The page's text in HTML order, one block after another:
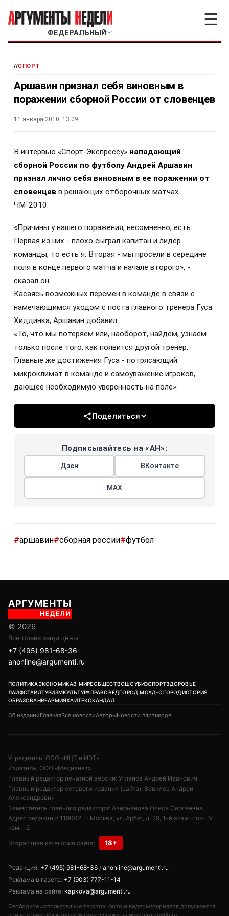
ФЕДЕРАЛЬНЫЙ ﹀
☰
//СПОРТ
Аршавин признал себя виновным в
поражении сборной России от словенцев
11 января 2010, 13:09
В интервью «Спорт-Экспрессу» нападающий
сборной России по футболу Андрей Аршавин
признал лично себя виновным в ее поражении от
словенцев в решающих отборочных матчах
ЧМ-2010.
«Причины у нашего поражения, несомненно, есть.
Первая из них - плохо сыграл капитан и лидер
команды, то есть я. Вторая - мы просели в середине
поля в конце первого матча и начале второго», -
сказал он.
Касаясь возможных перемен в команде в связи с
намечающимся уходом с поста главного тренера Гуса
Хиддинка, Аршавин добавил:
«То, что мы потеряем или, наоборот, найдем, узнаем
только после того, как появится другой тренер.
Главные же достижения Гуса - потрясающий
микроклимат в команде и самоуважение игроков,
дающее необходимую уверенность на поле».
Поделиться
Подписывайтесь на «АН»:
Дзен ВКонтакте
МАХ
#аршавин#сборная россии#футбол
АРГУМЕНТЫ
НЕДЕЛИ
© 2026
Все права защищены
+7 (495) 981-68-36
anonline@argumenti.ru
ПОЛИТИКАЭКОНОМИКАВ МИРЕОБЩЕСТВОШОУБИЗСПОРТЗДОРОВЬЕ
ЛАЙФСТАЙЛТУРИЗМКУЛЬТУРАПРАВОВЕДГОРОД МСАД-ОГОРОДИСТОРИЯ
ОБРАЗОВАНИЕАРМИЯХАЙТЕКСКАНДАЛ
Об изданииГлавнаяВсе новостиАвторыНовости партнеров
Учредитель: ООО «ИЦТ и ИЭТ»
Издатель: ООО «Медианет»
Главный редактор печатной версии: Угланов Андрей Иванович
Главный редактор сетевого издания (сайта): Вавилов Андрей
Александрович
Заместитель главного редактора: Аверьянова Олеся Сергеевна
Адрес редакции: 119002, г. Москва, ул. Арбат, д. 29, 1-й этаж, пом. IV,
комн. 2
Возрастная категория сайта: 18+
Редакция: +7 (495) 981-68-36 / anonline@argumenti.ru
Реклама в газете: +7 (903) 777-11-14
Реклама на сайте: kapkova@argumenti.ru
Свободное использование текстов, фото и видеоматериалов допускается